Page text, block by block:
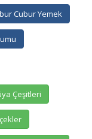
Cubur Yemek
Çeşitleri